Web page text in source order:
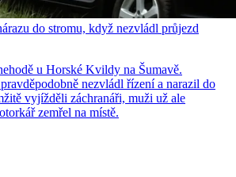
do stromu, když nezvládl průjezd
u Horské Kvildy na Šumavě.
nezvládl řízení a narazil do
vyjížděli záchranáři, muži už ale
zemřel na místě.